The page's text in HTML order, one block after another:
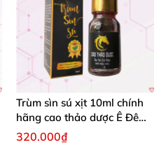
Trùm sìn sú xịt 10ml chính
hãng cao thảo dược Ê Đê
kéo dài QT
320.000₫